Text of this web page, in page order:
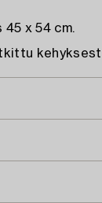
45 x 54 cm.